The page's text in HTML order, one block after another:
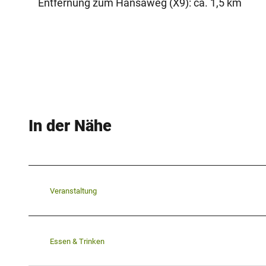
In der Nähe
Veranstaltung
Essen & Trinken